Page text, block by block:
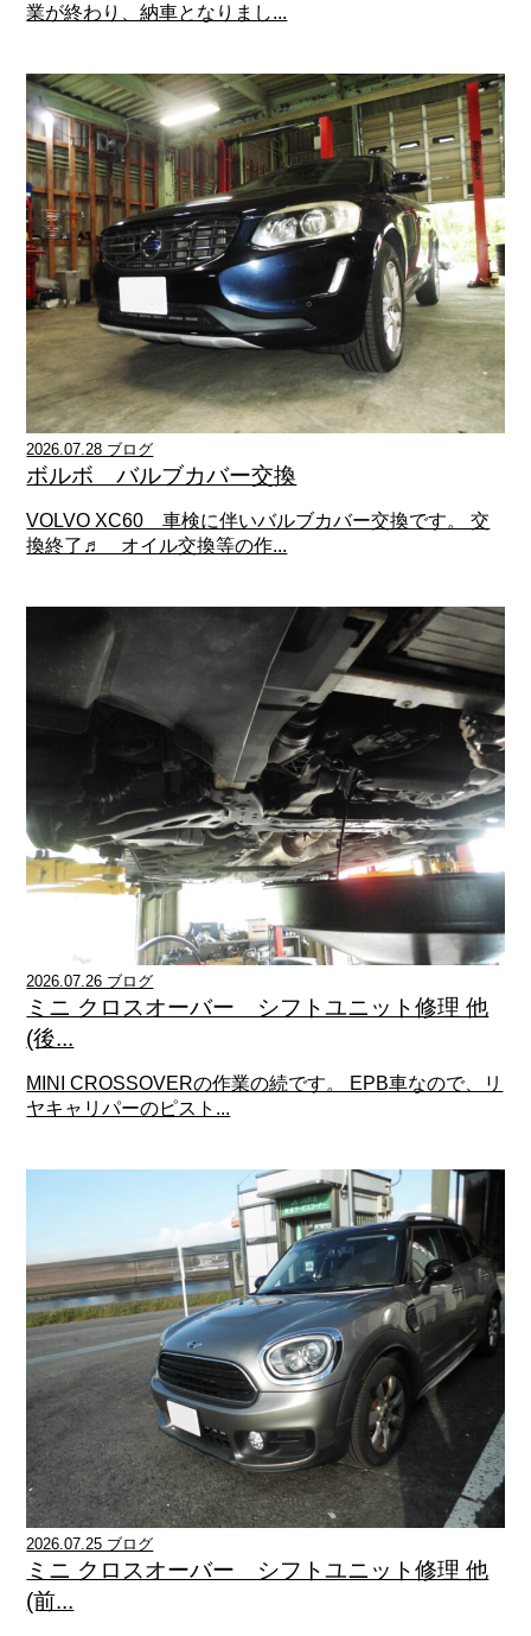
業が終わり、納車となりまし...
2026.07.28 ブログ
ボルボ バルブカバー交換
VOLVO XC60 車検に伴いバルブカバー交換です。 交
換終了♬ オイル交換等の作...
2026.07.26 ブログ
ミニ クロスオーバー シフトユニット修理 他
(後...
MINI CROSSOVERの作業の続です。 EPB車なので、リ
ヤキャリパーのピスト...
2026.07.25 ブログ
ミニ クロスオーバー シフトユニット修理 他
(前...